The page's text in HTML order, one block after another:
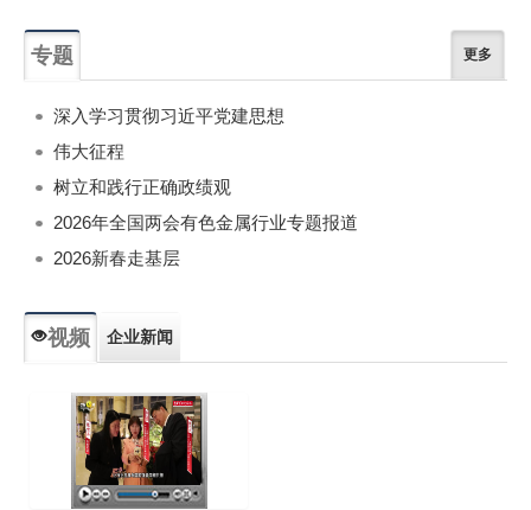
专题 更多
深入学习贯彻习近平党建思想
伟大征程
树立和践行正确政绩观
2026年全国两会有色金属行业专题报道
2026新春走基层
视频 企业新闻